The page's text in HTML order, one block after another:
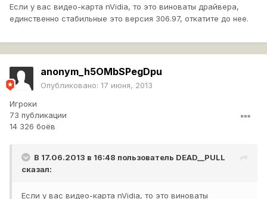
Если у вас видео-карта nVidia, то это виноваты драйвера,
единственно стабильные это версия 306.97, откатите до нее.
anonym_h5OMbSPegDpu
Опубликовано: 17 июня, 2013
Игроки
73 публикации
14 326 боёв
В 17.06.2013 в 16:48 пользователь DEAD__PULL
сказал:
Если у вас видео-карта nVidia, то это виноваты